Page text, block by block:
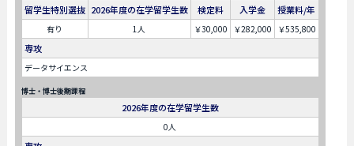
留学生特別選抜 2026年度の在学留学生数 検定料 入学金 授業料/年
有り 1人 ￥30,000 ￥282,000 ￥535,800
専攻
データサイエンス
博士・博士後期課程
2026年度の在学留学生数
0人